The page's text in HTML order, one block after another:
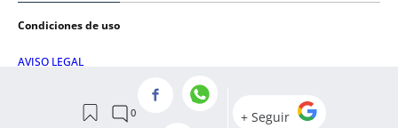
Condiciones de uso
AVISO LEGAL
POLÍTICA DE COOKIES